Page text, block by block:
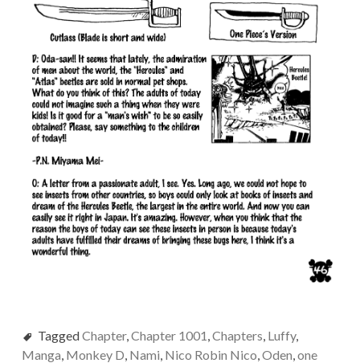
TaggedChapter,Chapter 1001,Chapters, Luffy,
Manga, Monkey D, Nami, Nico Robin Nico,Oden,one